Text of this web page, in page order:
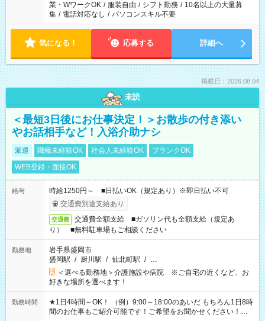
業・WワークOK / 服装自由 / シフト勤務 / 10名以上の大量募
集 / 電話対応なし / パソコンスキル不要
気になる！ 応募する 詳細へ
掲載日：2026.08.04
未読
＜最短3日後にお仕事決定！＞お散歩の付き添い
やお話相手など！入浴介助ナシ
派遣 職種未経験OK 社会人未経験OK
ブランクOK
WEB登録・面接OK
給与
時給1250円～ ■日払いOK（規定あり）※即日払い不可
交通費別途支給あり
交通費
交通費全額支給 ■ガソリン代も全額支給（規定あ
り） ■無料駐車場もご相談ください
勤務地
岩手県盛岡市
盛岡駅 / 厨川駅 / 仙北町駅 / …
＜選べる勤務地＞介護施設や病院 ※ご自宅の近くなど、お
好きな場所を選べます！
勤務時間
★1日4時間～OK！ （例）9:00～18:00のあいだ もちろん1日8時
間のお仕事もご紹介可能です！ご希望をお聞かせください！★